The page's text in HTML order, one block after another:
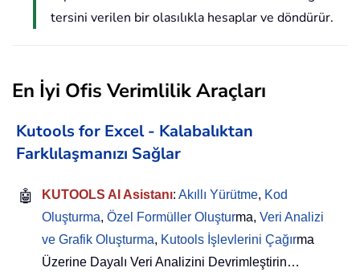
tersini verilen bir olasılıkla hesaplar ve döndürür.
En İyi Ofis Verimlilik Araçları
Kutools for Excel - Kalabalıktan
Farklılaşmanızı Sağlar
🤖 KUTOOLS AI Asistanı: Akıllı Yürütme, Kod
Oluşturma, Özel Formüller Oluşturma, Veri Analizi
ve Grafik Oluşturma, Kutools İşlevlerini Çağırma
Üzerine Dayalı Veri Analizini Devrimleştirin…